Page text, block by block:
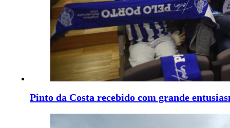
Pinto da Costa recebido com grande